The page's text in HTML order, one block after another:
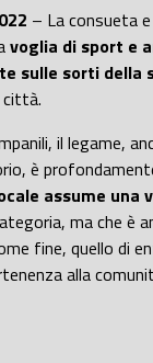
– La consueta
voglia di sport e
sulle sorti della
città.
il legame,
è
assume una
ma che è
fine, quello di
alla